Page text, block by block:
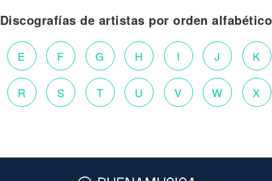
Discografías de artistas por orden alfabético
E F G H I J K
R S T U V W X